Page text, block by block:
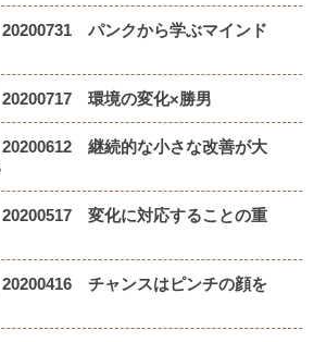
20200731 パンクから学ぶマインド
20200717 環境の変化×勝男
20200612 継続的な小さな改善が大
20200517 変化に対応することの重
20200416 チャンスはピンチの顔を